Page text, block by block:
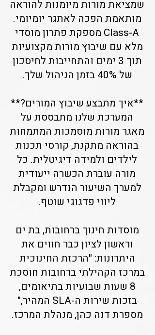
שמציאת מורות מיומנות להוראה
מותאמת הפכה לאתגר יומיומי.
Class-A מספקת פתרון מוסדי
מלא עם שיבוץ מורות מקצועיות
תוך 3 ימים והתחייבות לחיסכון
של 40% בזמן הניהול שלך.
**איך מתבצע שיבוץ המורים?**
המערכת שלנו מתבססת על
מאגר מורות מוסמכות המתמחות
בהוראה מתקנת, קורסי תכנות
לילדים ולמידה דיגיטלית. כל
מורה עוברת הכשרה ייעודית
למערך השיעור הנדרש ומקבלת
ליווי פדגוגי שוטף.
מוסדות חינוך ברחובות, בת ים
וראשון לציון כבר חווים את
היתרונות: "הרכזת החינוכית
במרכז הקהילתי ברחובות חוסכת
8 שעות שבועיות בתיאומים,
בזכות שירות ה-SLA המהיר,"
מספרת דנה כהן, מנהלת המרכז.